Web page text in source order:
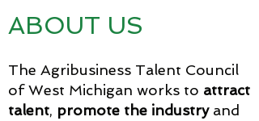
ABOUT US
The Agribusiness Talent Council
of West Michigan works to attract
talent, promote the industryand